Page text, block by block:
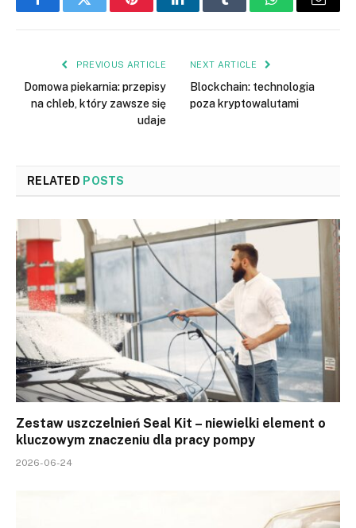
FacebookTwitter PinterestLinkedInTumblr WhatsAppEmail
PREVIOUS ARTICLE
Domowa piekarnia: przepisy
na chleb, który zawsze się
udaje
NEXT ARTICLE
Blockchain: technologia
poza kryptowalutami
RELATED POSTS
Zestaw uszczelnień Seal Kit – niewielki element o
kluczowym znaczeniu dla pracy pompy
2026-06-24